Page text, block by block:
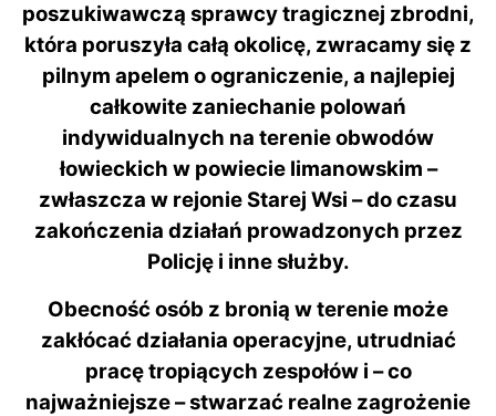
poszukiwawczą sprawcy tragicznej zbrodni,
która poruszyła całą okolicę, zwracamy się z
pilnym apelem o ograniczenie, a najlepiej
całkowite zaniechanie polowań
indywidualnych na terenie obwodów
łowieckich w powiecie limanowskim –
zwłaszcza w rejonie Starej Wsi – do czasu
zakończenia działań prowadzonych przez
Policję i inne służby.
Obecność osób z bronią w terenie może
zakłócać działania operacyjne, utrudniać
pracę tropiących zespołów i – co
najważniejsze – stwarzać realne zagrożenie